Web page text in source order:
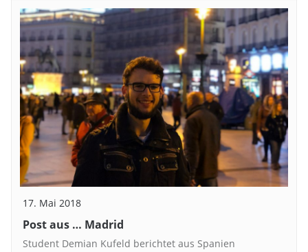
17. Mai 2018
Post aus … Madrid
Student Demian Kufeld berichtet aus Spanien